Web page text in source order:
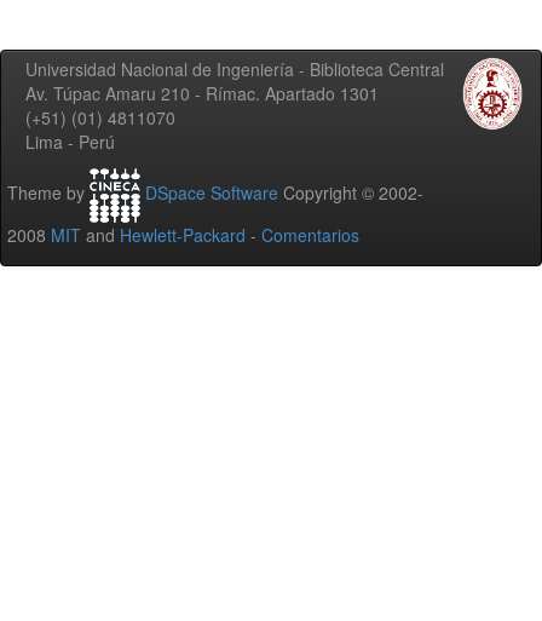
Universidad Nacional de Ingeniería - Biblioteca Central
Av. Túpac Amaru 210 - Rímac. Apartado 1301
(+51) (01) 4811070
Lima - Perú
Theme by DSpace Software Copyright © 2002-
2008 MIT and Hewlett-Packard - Comentarios